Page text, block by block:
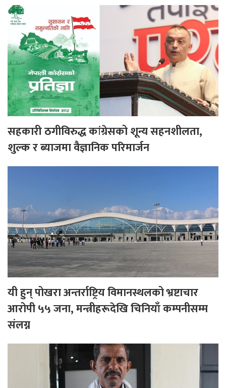
सहकारी ठगीविरुद्ध कांग्रेसको शून्य सहनशीलता,
शुल्क र ब्याजमा वैज्ञानिक परिमार्जन
यी हुन् पोखरा अन्तर्राष्ट्रिय विमानस्थलको भ्रष्टाचार
आरोपी ५५ जना, मन्त्रीहरूदेखि चिनियाँ कम्पनीसम्म
संलग्न